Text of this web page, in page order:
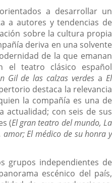
a desarrollar un
a autores y tendencias de
sobre la cultura propia
deriva en una solvente
de la que emanan
el teatro clásico español
Gil de las calzas verdes aEl
destaca la relevancia
la compañía es una de
actualidad; con seis de sus
(El gran teatro del mundo, La
amor; El médico de su honra y
grupos independientes de
escénico del país,